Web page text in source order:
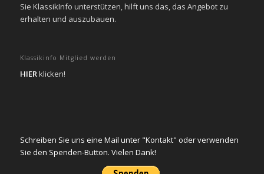
Sie KlassikInfo unterstützen, hilft uns das, das Angebot zu
erhalten und auszubauen.
Klassikinfo Mitglied werden
HIERklicken!
Schreiben Sie uns eine Mail unter "Kontakt" oder verwenden
Sie den Spenden-Button. Vielen Dank!